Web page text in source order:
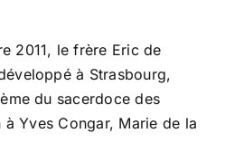
2011, le frère Eric de
à Strasbourg,
du sacerdoce des
Yves Congar, Marie de la